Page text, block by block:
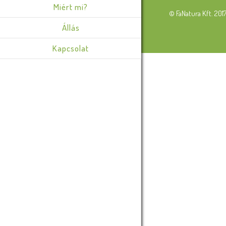
Miért mi?
Állás
Kapcsolat
© FaNatura Kft.